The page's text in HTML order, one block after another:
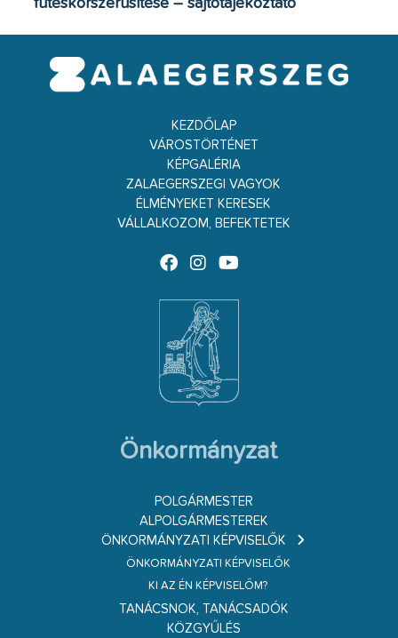
KEZDŐLAP
VÁROSTÖRTÉNET
KÉPGALÉRIA
ZALAEGERSZEGI VAGYOK
ÉLMÉNYEKET KERESEK
VÁLLALKOZOM, BEFEKTETEK
Önkormányzat
POLGÁRMESTER
ALPOLGÁRMESTEREK
ÖNKORMÁNYZATI KÉPVISELŐK
ÖNKORMÁNYZATI KÉPVISELŐK
KI AZ ÉN KÉPVISELŐM?
TANÁCSNOK, TANÁCSADÓK
KÖZGYŰLÉS